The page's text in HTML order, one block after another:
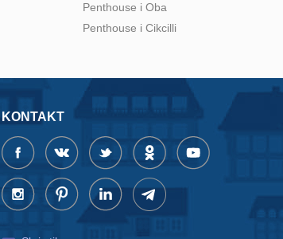
Penthouse i Oba
Penthouse i Cikcilli
KONTAKT